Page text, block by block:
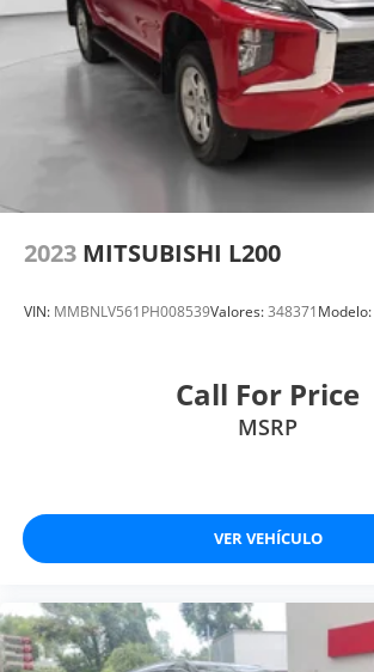
2023 MITSUBISHI L200
VIN: MMBNLV561PH008539Valores:348371Modelo:
Call For Price
MSRP
VER VEHÍCULO